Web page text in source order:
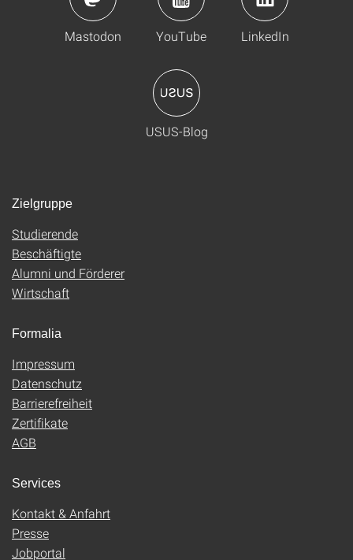
Mastodon YouTube LinkedIn
USUS-Blog
Zielgruppe
Studierende
Beschäftigte
Alumni und Förderer
Wirtschaft
Formalia
Impressum
Datenschutz
Barrierefreiheit
Zertifikate
AGB
Services
Kontakt & Anfahrt
Presse
Jobportal